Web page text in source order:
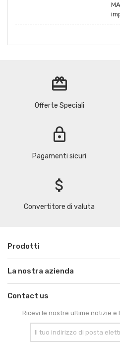
redeem
Offerte Speciali
lock
Pagamenti sicuri
attach_money
Convertitore di valuta
Prodotti
La nostra azienda
Contact us
Ricevi le nostre ultime notizie